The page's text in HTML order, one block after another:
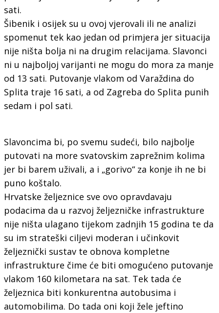
sati.
Šibenik i osijek su u ovoj vjerovali ili ne analizi
spomenut tek kao jedan od primjera jer situacija
nije ništa bolja ni na drugim relacijama. Slavonci
ni u najboljoj varijanti ne mogu do mora za manje
od 13 sati. Putovanje vlakom od Varaždina do
Splita traje 16 sati, a od Zagreba do Splita punih
sedam i pol sati.
Slavoncima bi, po svemu sudeći, bilo najbolje
putovati na more svatovskim zaprežnim kolima
jer bi barem uživali, a i „gorivo“ za konje ih ne bi
puno koštalo.
Hrvatske željeznice sve ovo opravdavaju
podacima da u razvoj željezničke infrastrukture
nije ništa ulagano tijekom zadnjih 15 godina te da
su im strateški ciljevi moderan i učinkovit
željeznički sustav te obnova kompletne
infrastrukture čime će biti omogućeno putovanje
vlakom 160 kilometara na sat. Tek tada će
željeznica biti konkurentna autobusima i
automobilima. Do tada oni koji žele jeftino